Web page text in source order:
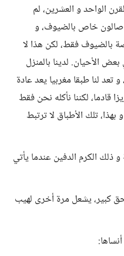
الواحد و العشرين، لم
صالون خاص بالضيوف، و
بالضيوف فقط، لكن هذا لا
الأحيان. لدينا بالمنزل
تعد لنا طبقا مغربيا يعد عادة
قادما، لكننا نأكله نحن فقط
تلك الأطباق لا ترتبط
ذلك الكرم الدفين عندما يأتي
كبير، يشعل مرة أخرى لهيب